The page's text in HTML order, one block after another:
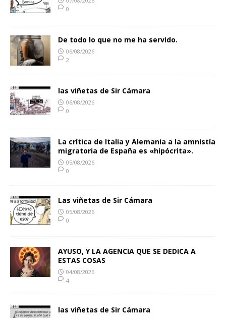
0
De todo lo que no me ha servido.
06/08/2026
2
las viñetas de Sir Cámara
06/08/2026
0
La crítica de Italia y Alemania a la amnistía
migratoria de España es «hipócrita».
05/08/2026
0
Las viñetas de Sir Cámara
05/08/2026
0
AYUSO, Y LA AGENCIA QUE SE DEDICA A
ESTAS COSAS
04/08/2026
4
las viñetas de Sir Cámara